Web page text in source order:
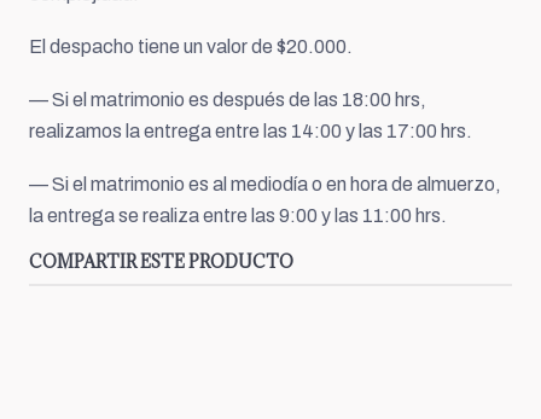
El despacho tiene un valor de $20.000.
— Si el matrimonio es después de las 18:00 hrs,
realizamos la entrega entre las 14:00 y las 17:00 hrs.
— Si el matrimonio es al mediodía o en hora de almuerzo,
la entrega se realiza entre las 9:00 y las 11:00 hrs.
COMPARTIR ESTE PRODUCTO